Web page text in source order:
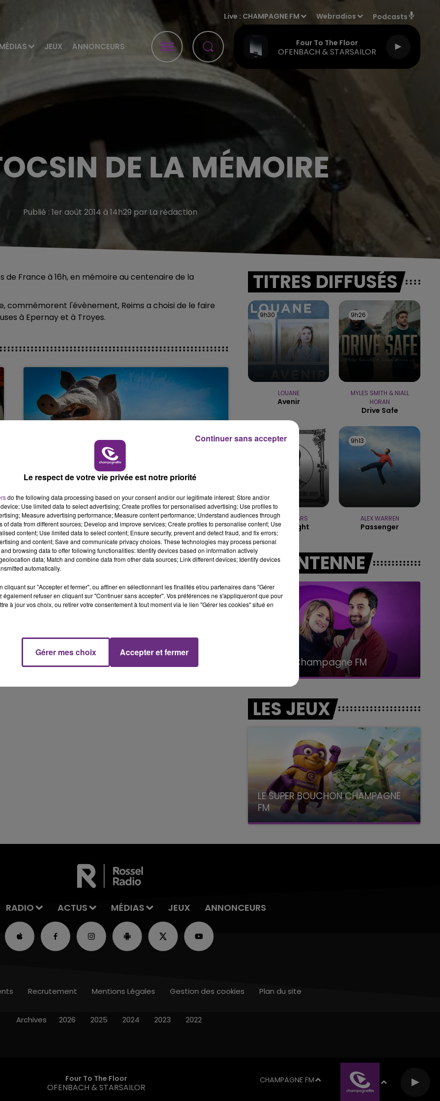
MÉDIAS JEUX ANNONCEURS
Live : CHAMPAGNE FM Webradios Podcasts
Four To The Floor
OFENBACH & STARSAILOR
10h00 - 14h00
LE TICKET DE CAISSE
14h00 - 15h00
LA RADIO POP
DE LA MÉMOIRE
Publié : 1er août 2014 à 14h29 par La rédaction
France à 16h, en mémoire au centenaire de la
commémorent l'évènement, Reims a choisi de le faire
à Epernay et à Troyes.
VENEZ FÊTER CE WEEK-END
L'ANNIVERSAIRE DE WOINIC
Ce samedi 8 août sera un grand jour :
Une fête est donc organisée et vous êtes tous
conviés !
TITRES DIFFUSÉS
9h30
9h30
LOUANE
Avenir
9h26
9h26
MYLES SMITH & NIALL
HORAN
Drive Safe
9h23
9h23
BRUNO MARS
I Just Might
9h13
9h13
ALEX WARREN
Passenger
A L'ANTENNE
14h00 - 15h00
La Radio Pop Le Club Champagne FM
LES JEUX
LE SUPER BOUCHON CHAMPAGNE
FM
avec La Famille Champagne FM, à 8H10
RADIO ACTUS MÉDIAS JEUX ANNONCEURS
Four To The Floor
OFENBACH & STARSAILOR
CHAMPAGNE FM
Recrutement Mentions Légales Gestion des cookies Plan du site
Archives 2026 2025 2024 2023 2022
Le respect de votre vie privée est notre priorité
do the following data processing based on your consent and/or our legitimate interest: Store and/or
Use limited data to select advertising; Create profiles for personalised advertising; Use profiles to
Measure advertising performance; Measure content performance; Understand audiences through
of data from different sources; Develop and improve services; Create profiles to personalise content; Use
content; Use limited data to select content; Ensure security, prevent and detect fraud, and fix errors;
and content; Save and communicate privacy choices. These technologies may process personal
browsing data to offer following functionalities: Identify devices based on information actively
data; Match and combine data from other data sources; Link different devices; Identify devices
automatically.
cliquant sur "Accepter et fermer", ou affiner en sélectionnant les finalités et/ou partenaires dans "Gérer
également refuser en cliquant sur "Continuer sans accepter". Vos préférences ne s'appliqueront que pour
à jour vos choix, ou retirer votre consentement à tout moment via le lien "Gérer les cookies" situé en
Gérer mes choix Accepter et fermer
Continuer sans accepter